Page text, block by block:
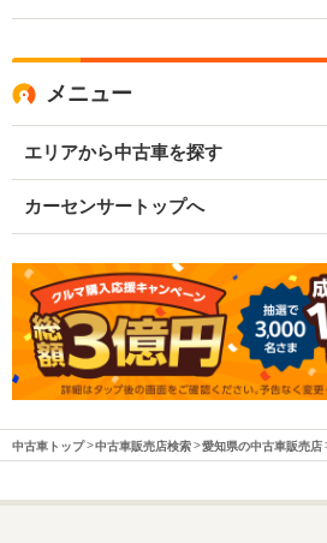
メニュー
エリアから中古車を探す
カーセンサートップへ
中古車トップ 中古車販売店検索 愛知県の中古車販売店